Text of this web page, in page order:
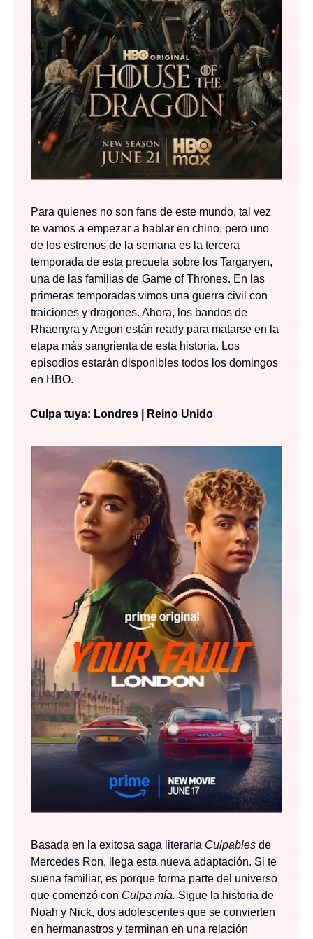
Para quienes no son fans de este mundo, tal vez
te vamos a empezar a hablar en chino, pero uno
de los estrenos de la semana es la tercera
temporada de esta precuela sobre los Targaryen,
una de las familias de Game of Thrones. En las
primeras temporadas vimos una guerra civil con
traiciones y dragones. Ahora, los bandos de
Rhaenyra y Aegon están ready para matarse en la
etapa más sangrienta de esta historia. Los
episodios estarán disponibles todos los domingos
en HBO.
Culpa tuya: Londres | Reino Unido
Basada en la exitosa saga literaria Culpables de
Mercedes Ron, llega esta nueva adaptación. Si te
suena familiar, es porque forma parte del universo
que comenzó con Culpa mía. Sigue la historia de
Noah y Nick, dos adolescentes que se convierten
en hermanastros y terminan en una relación